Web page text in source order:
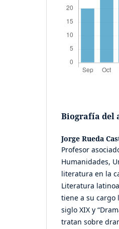
Biografía del
Jorge Rueda
Profesor
Humanidades,
literatura en la
Literatura
tiene a su cargo
siglo XIX y
tratan sobre